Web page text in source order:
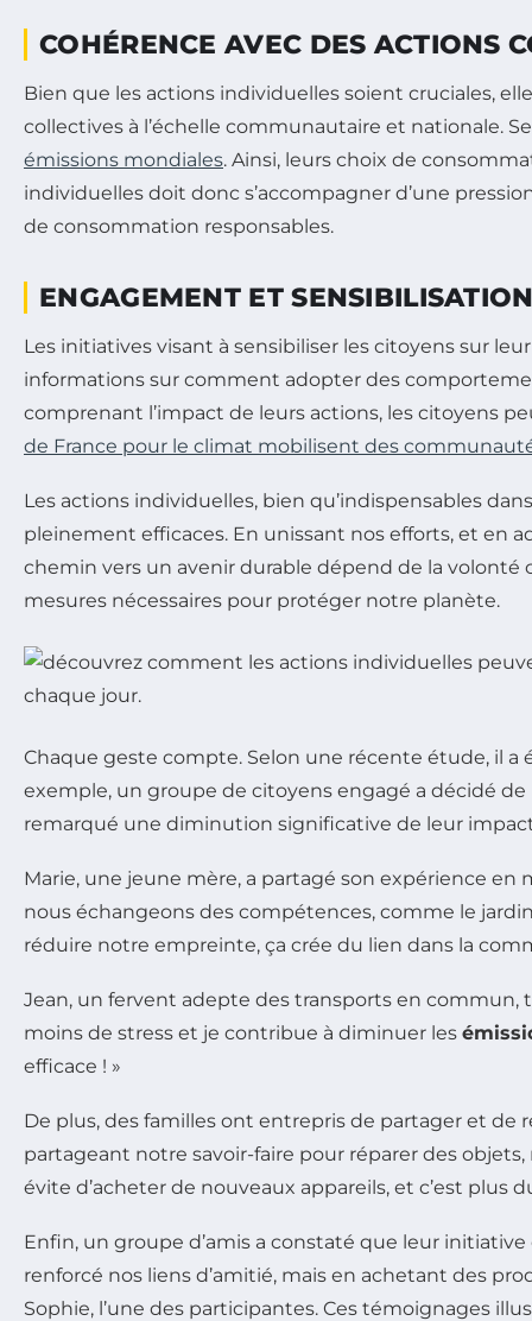
COHÉRENCE AVEC DES ACTIONS
Bien que les actions individuelles soient cruciales,
collectives à l’échelle communautaire et nationale.
émissions mondiales. Ainsi, leurs choix de
individuelles doit donc s’accompagner d’une
de consommation responsables.
ENGAGEMENT ET
Les initiatives visant à sensibiliser les citoyens sur
informations sur comment adopter des
comprenant l’impact de leurs actions, les citoyens
de France pour le climat mobilisent des
Les actions individuelles, bien qu’indispensables
pleinement efficaces. En unissant nos efforts, et en
chemin vers un avenir durable dépend de la
mesures nécessaires pour protéger notre planète.
Chaque geste compte. Selon une récente étude, il
exemple, un groupe de citoyens engagé a décidé
remarqué une diminution significative de leur
Marie, une jeune mère, a partagé son expérience en
nous échangeons des compétences, comme le
réduire notre empreinte, ça crée du lien dans la
Jean, un fervent adepte des transports en commun,
moins de stress et je contribue à diminuer les
efficace ! »
De plus, des familles ont entrepris de partager et de
partageant notre savoir-faire pour réparer des
évite d’acheter de nouveaux appareils, et c’est plus
Enfin, un groupe d’amis a constaté que leur
renforcé nos liens d’amitié, mais en achetant des
Sophie, l’une des participantes. Ces témoignages